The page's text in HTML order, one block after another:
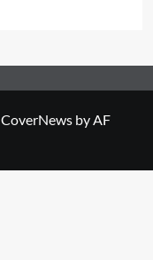
CoverNews by AF